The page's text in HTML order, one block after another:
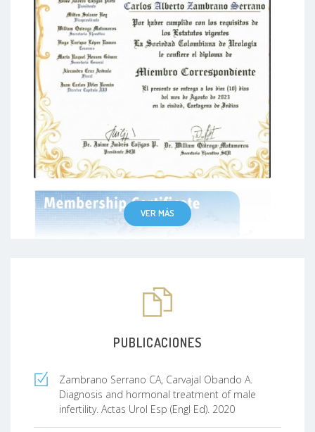
VER MÁS
PUBLICACIONES
Zambrano Serrano CA, Carvajal Obando A.
Diagnosis and hormonal treatment of male
infertility. Actas Urol Esp (Engl Ed). 2020